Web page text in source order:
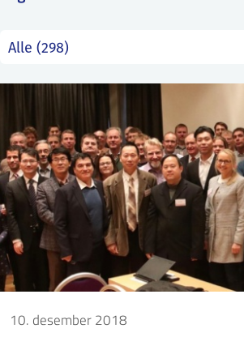
10. desember 2018